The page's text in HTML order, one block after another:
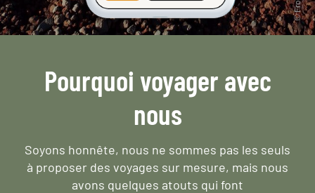
Pourquoi voyager avec
nous
Soyons honnête, nous ne sommes pas les seuls
à proposer des voyages sur mesure, mais nous
avons quelques atouts qui font